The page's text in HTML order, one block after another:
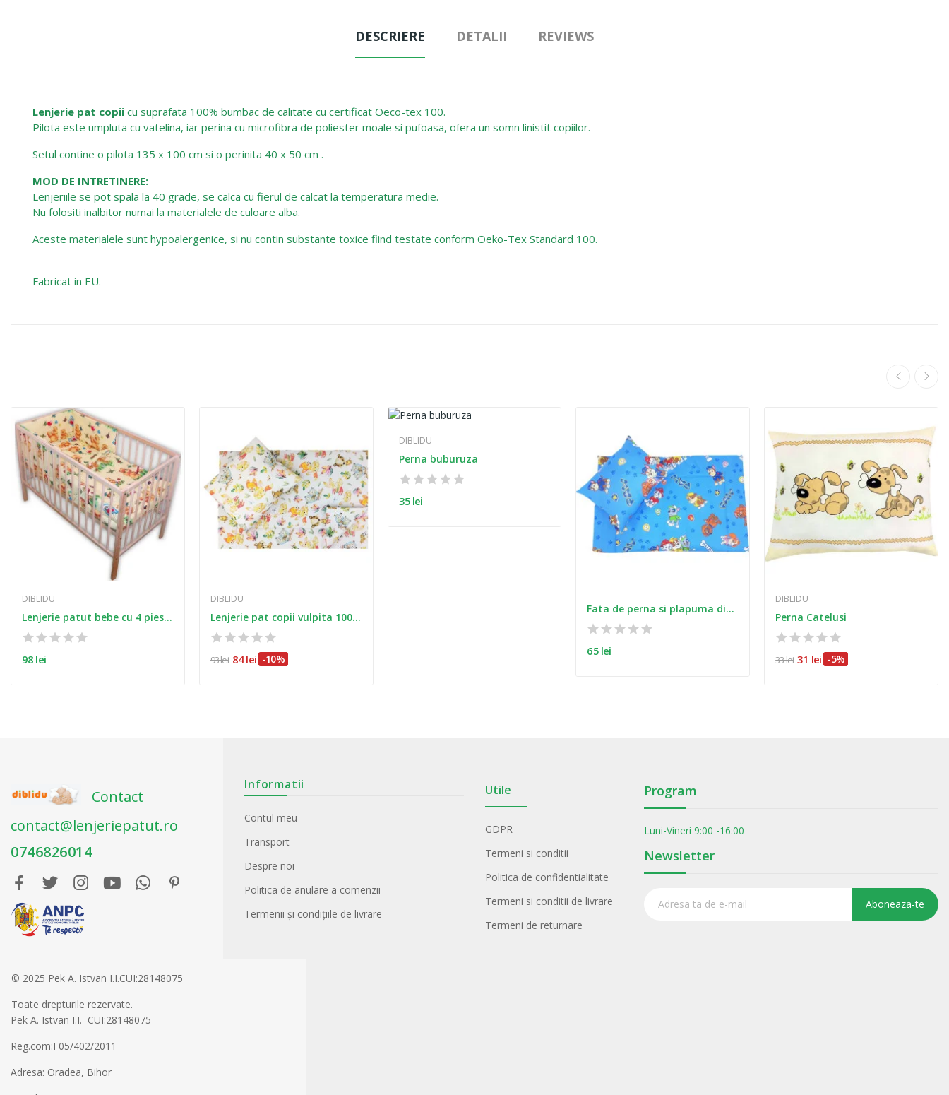
DESCRIERE DETALII REVIEWS
Lenjerie pat copii cu suprafata 100% bumbac de calitate cu certificat Oeco-tex 100.
Pilota este umpluta cu vatelina, iar perina cu microfibra de poliester moale si pufoasa, ofera un somn linistit copiilor.
Setul contine o pilota 135 x 100 cm si o perinita 40 x 50 cm .
MOD DE INTRETINERE:
Lenjeriile se pot spala la 40 grade, se calca cu fierul de calcat la temperatura medie.
Nu folositi inalbitor numai la materialele de culoare alba.
Aceste materialele sunt hypoalergenice, si nu contin substante toxice fiind testate conform Oeko-Tex Standard 100.
Fabricat in EU.
DIBLIDU
Lenjerie patut bebe cu 4 piese ursuletul pe...
98 lei
DIBLIDU
Lenjerie pat copii vulpita 100x135 cm, 40x50 cm
93 lei 84 lei -10%
DIBLIDU
Perna buburuza
35 lei
Fata de perna si plapuma din bumbac catelusii...
65 lei
DIBLIDU
Perna Catelusi
33 lei 31 lei -5%
Contact
contact@lenjeriepatut.ro
0746826014
Informatii
Contul meu
Transport
Despre noi
Politica de anulare a comenzii
Termenii și condițiile de livrare
Utile
GDPR
Termeni si conditii
Politica de confidentialitate
Termeni si conditii de livrare
Termeni de returnare
Program
Luni-Vineri 9:00 -16:00
Newsletter
Aboneaza-te
© 2025 Pek A. Istvan I.I.CUI:28148075
Toate drepturile rezervate.
Pek A. Istvan I.I. CUI:28148075
Reg.com:F05/402/2011
Adresa: Oradea, Bihor